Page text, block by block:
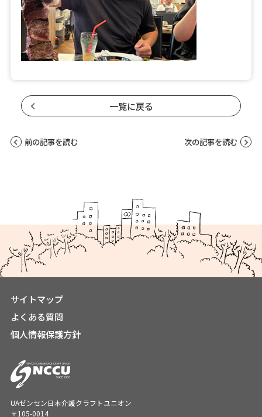
一覧に戻る
前の記事を読む 次の記事を読む
サイトマップ
よくある質問
個人情報保護方針
UAゼンセン日本介護クラフトユニオン
〒105-0014